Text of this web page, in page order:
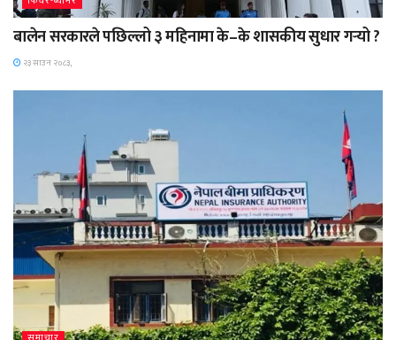
बालेन सरकारले पछिल्लो ३ महिनामा के–के शासकीय सुधार गर्‍यो ?
२३ साउन २०८३,